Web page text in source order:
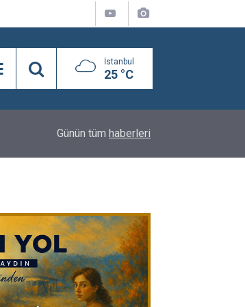
İstanbul
25 °C
Merhum Asli Üyemiz M. Zeki Tunca'yı saygıyla
Günün tüm haberleri